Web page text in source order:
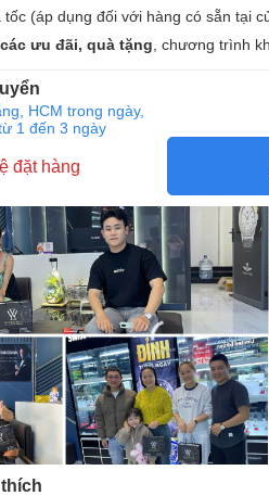
tốc (áp dụng đối với hàng có sẵn tại
ưu đãi, quà tặng , chương trình
HCM trong ngày,
1 đến 3 ngày
đặt hàng